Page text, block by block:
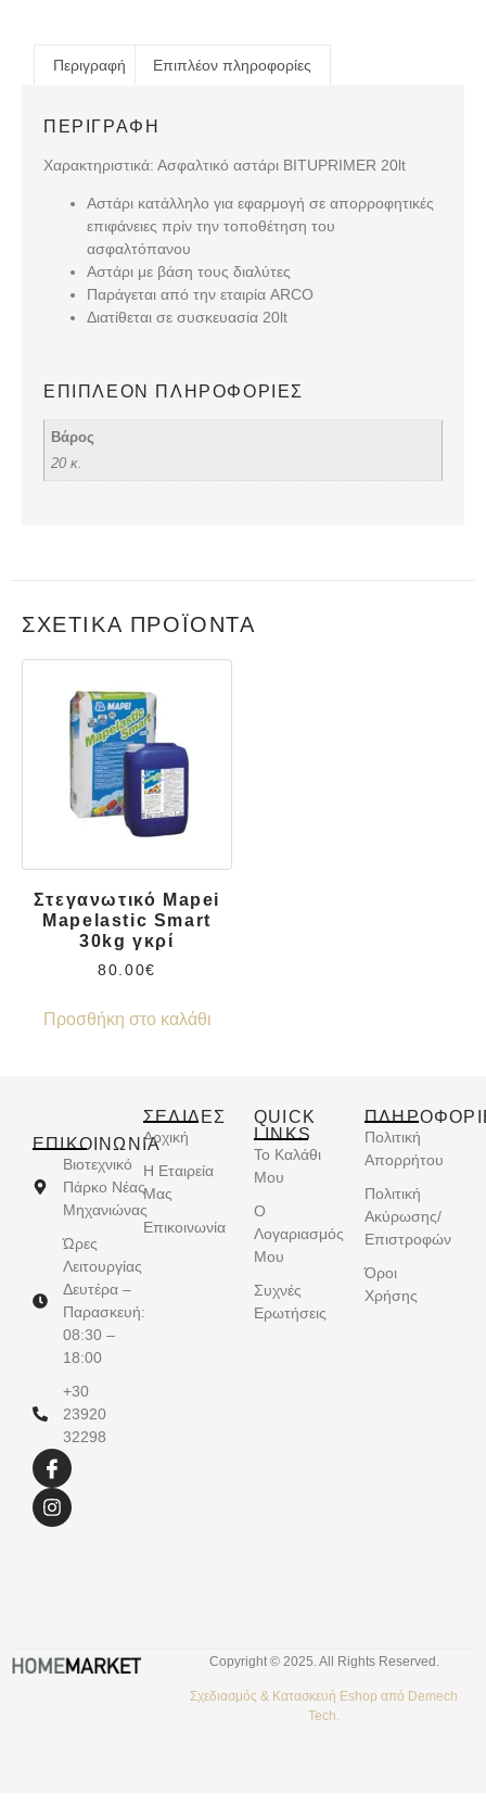
Περιγραφή Επιπλέον πληροφορίες
ΠΕΡΙΓΡΑΦΉ
Χαρακτηριστικά: Ασφαλτικό αστάρι BITUPRIMER 20lt
Αστάρι κατάλληλο για εφαρμογή σε απορροφητικές
επιφάνειες πρίν την τοποθέτηση του
ασφαλτόπανου
Αστάρι με βάση τους διαλύτες
Παράγεται από την εταιρία ARCO
Διατίθεται σε συσκευασία 20lt
ΕΠΙΠΛΈΟΝ ΠΛΗΡΟΦΟΡΊΕΣ
Βάρος
20 κ.
ΣΧΕΤΙΚΆ ΠΡΟΪΌΝΤΑ
Στεγανωτικό Mapei
Mapelastic Smart
30kg γκρί
80.00€
Προσθήκη στο καλάθι
ΕΠΙΚΟΙΝΩΝΊΑ
Βιοτεχνικό
Πάρκο Νέας
Μηχανιώνας
Ώρες
Λειτουργίας
Δευτέρα –
Παρασκευή:
08:30 –
18:00
+30
23920
32298
ΣΕΛΙΔΕΣ
Αρχική
Η Εταιρεία
Μας
Επικοινωνία
QUICK
LINKS
Το Καλάθι
Μου
Ο
Λογαριασμός
Μου
Συχνές
Ερωτήσεις
Πολιτική
Απορρήτου
Πολιτική
Ακύρωσης/
Επιστροφών
Όροι
Χρήσης
Copyright © 2025. All Rights Reserved.
Σχεδιασμός & Κατασκευή Eshop από Demech
Tech.